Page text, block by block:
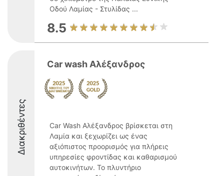
Οδού Λαμίας - Στυλίδας ...
8.5
Διακριθέντες
Car wash Αλέξανδρος
Car Wash Αλέξανδρος βρίσκεται στη
Λαμία και ξεχωρίζει ως ένας
αξιόπιστος προορισμός για πλήρεις
υπηρεσίες φροντίδας και καθαρισμού
αυτοκινήτων. Το πλυντήριο